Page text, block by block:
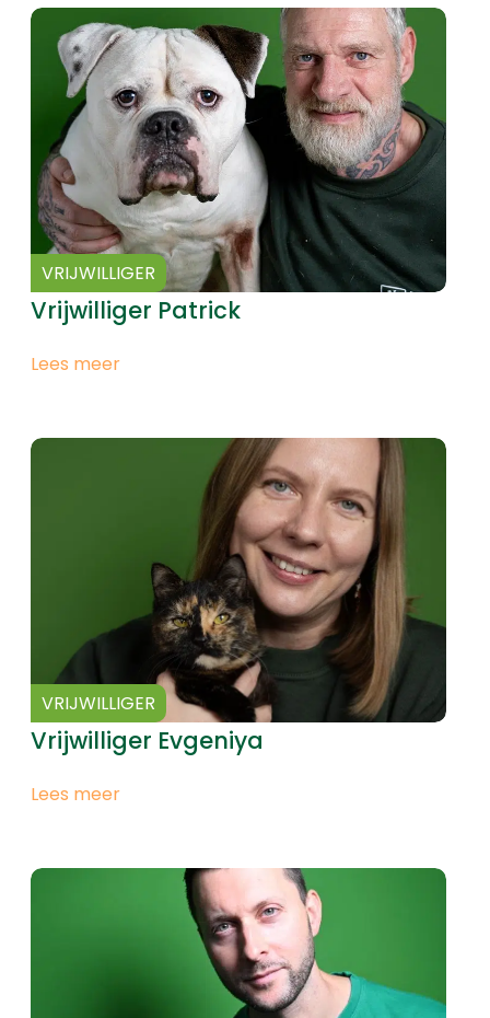
VRIJWILLIGER
Vrijwilliger Patrick
Lees meer
VRIJWILLIGER
Vrijwilliger Evgeniya
Lees meer